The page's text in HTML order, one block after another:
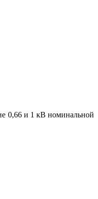
0,66 и 1 кВ номинальной